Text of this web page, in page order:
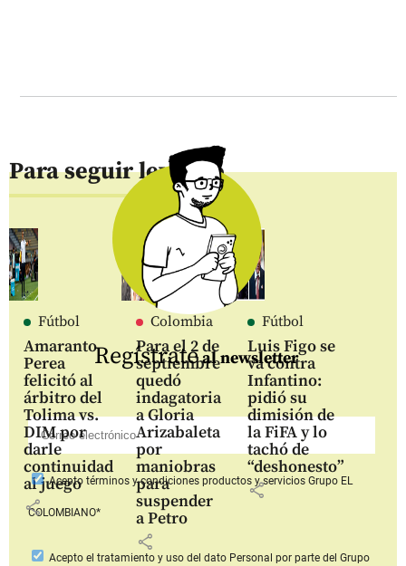
Para seguir leyendo
Fútbol
Amaranto
Perea
felicitó al
árbitro del
Tolima vs.
DIM por
darle
continuidad
al juego
share
Colombia
Para el 2 de
septiembre
quedó
indagatoria
a Gloria
Arizabaleta
por
maniobras
para
suspender
a Petro
share
Fútbol
Luis Figo se
va contra
Infantino:
pidió su
dimisión de
la FiFA y lo
tachó de
“deshonesto”
share
Regístrateal newsletter
Aceptotérminos y condiciones productos y serviciosGrupo EL
COLOMBIANO*
Acepto el tratamiento y uso del dato Personal por parte del Grupo